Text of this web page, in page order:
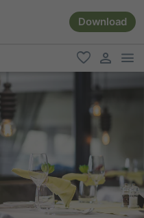
Download
favoriti
user link